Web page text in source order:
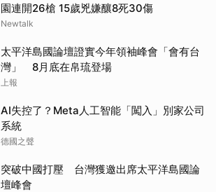
園連開26槍 15歲兇嫌釀8死30傷
Newtalk
太平洋島國論壇證實今年領袖峰會「會有台
灣」 8月底在帛琉登場
上報
AI失控了？Meta人工智能「闖入」別家公司
系統
德國之聲
突破中國打壓 台灣獲邀出席太平洋島國論
壇峰會